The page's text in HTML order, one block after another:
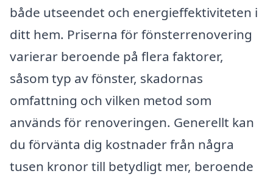
både utseendet och energieffektiviteten i
ditt hem. Priserna för fönsterrenovering
varierar beroende på flera faktorer,
såsom typ av fönster, skadornas
omfattning och vilken metod som
används för renoveringen. Generellt kan
du förvänta dig kostnader från några
tusen kronor till betydligt mer, beroende